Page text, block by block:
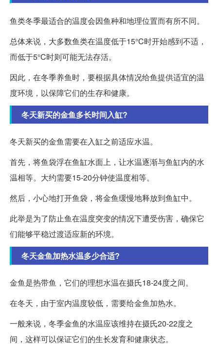
鱼类冬季最适合的温度会因鱼种和地理位置而有所不同。
总体来说，大多数鱼类在温度低于15°C时开始感到不适，
而低于5°C时则可能无法存活。
因此，在冬季养鱼时，要根据具体情况给鱼提供适宜的温
度环境，以保障它们的生存和健康。
冬天新买的金鱼多长时间入缸?
冬天新买的金鱼需要在入缸之前适应水温。
首先，将鱼袋浮在鱼缸水面上，让水温逐渐与鱼缸内的水
温相等。大约需要15-20分钟使温度相等。
然后，小心地打开鱼袋，将金鱼缓慢地释放到鱼缸中。
此举是为了防止鱼在温度突变的情况下遭受伤害，确保它
们能够平稳过渡适应新的环境。
冬天金鱼加热水温多少合适?
金鱼是热带鱼，它们的理想水温在摄氏18-24度之间。
在冬天，由于室内温度较低，需要给金鱼加热水。
一般来说，冬季金鱼的水温应该维持在摄氏20-22度之
间，这样可以保证它们的生长发育和健康状态。